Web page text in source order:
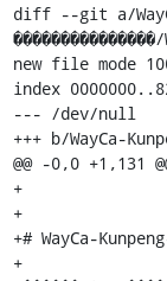
diff --git a/WayCa-
���������������/
new file mode
index
--- /dev/null
+++ b/WayCa-
@@ -0,0 +1,131
+
+
+# WayCa-
+